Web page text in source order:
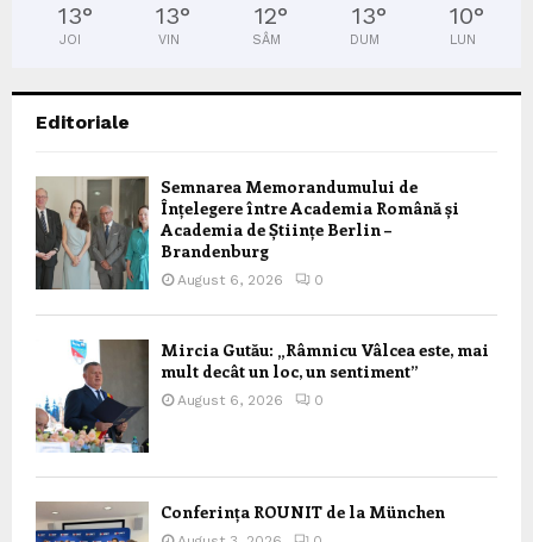
13°
JOI
13°
VIN
12°
SÂM
13°
DUM
10°
LUN
Editoriale
Semnarea Memorandumului de
Înțelegere între Academia Română și
Academia de Științe Berlin –
Brandenburg
August 6, 2026 0
Mircia Gutău: „Râmnicu Vâlcea este, mai
mult decât un loc, un sentiment”
August 6, 2026 0
Conferința ROUNIT de la München